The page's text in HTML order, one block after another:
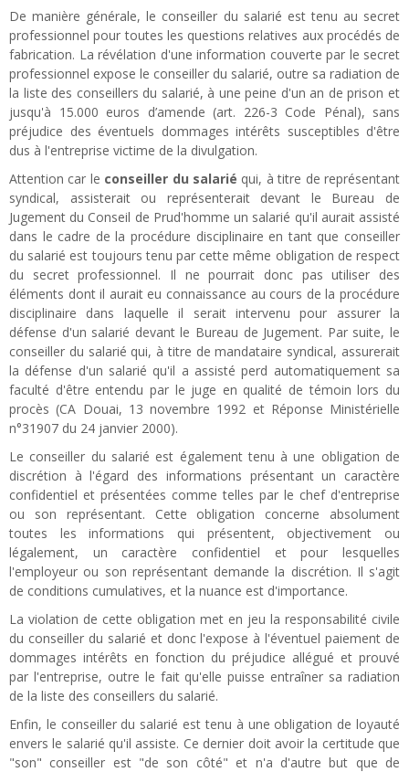
De manière générale, le conseiller du salarié est tenu au secret
professionnel pour toutes les questions relatives aux procédés de
fabrication. La révélation d'une information couverte par le secret
professionnel expose le conseiller du salarié, outre sa radiation de
la liste des conseillers du salarié, à une peine d'un an de prison et
jusqu'à 15.000 euros d’amende (art. 226-3 Code Pénal), sans
préjudice des éventuels dommages intérêts susceptibles d'être
dus à l'entreprise victime de la divulgation.
Attention car le conseiller du salarié qui, à titre de représentant
syndical, assisterait ou représenterait devant le Bureau de
Jugement du Conseil de Prud'homme un salarié qu'il aurait assisté
dans le cadre de la procédure disciplinaire en tant que conseiller
du salarié est toujours tenu par cette même obligation de respect
du secret professionnel. Il ne pourrait donc pas utiliser des
éléments dont il aurait eu connaissance au cours de la procédure
disciplinaire dans laquelle il serait intervenu pour assurer la
défense d'un salarié devant le Bureau de Jugement. Par suite, le
conseiller du salarié qui, à titre de mandataire syndical, assurerait
la défense d'un salarié qu'il a assisté perd automatiquement sa
faculté d'être entendu par le juge en qualité de témoin lors du
procès (CA Douai, 13 novembre 1992 et Réponse Ministérielle
n°31907 du 24 janvier 2000).
Le conseiller du salarié est également tenu à une obligation de
discrétion à l'égard des informations présentant un caractère
confidentiel et présentées comme telles par le chef d'entreprise
ou son représentant. Cette obligation concerne absolument
toutes les informations qui présentent, objectivement ou
légalement, un caractère confidentiel et pour lesquelles
l'employeur ou son représentant demande la discrétion. Il s'agit
de conditions cumulatives, et la nuance est d'importance.
La violation de cette obligation met en jeu la responsabilité civile
du conseiller du salarié et donc l'expose à l'éventuel paiement de
dommages intérêts en fonction du préjudice allégué et prouvé
par l'entreprise, outre le fait qu'elle puisse entraîner sa radiation
de la liste des conseillers du salarié.
Enfin, le conseiller du salarié est tenu à une obligation de loyauté
envers le salarié qu'il assiste. Ce dernier doit avoir la certitude que
"son" conseiller est "de son côté" et n'a d'autre but que de